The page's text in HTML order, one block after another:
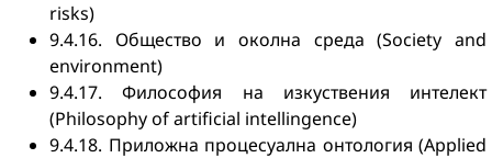
risks)
9.4.16. Общество и околна среда (Society and
environment)
9.4.17. Философия на изкуствения интелект
(Philosophy of artificial intellingence)
9.4.18. Приложна процесуална онтология (Applied